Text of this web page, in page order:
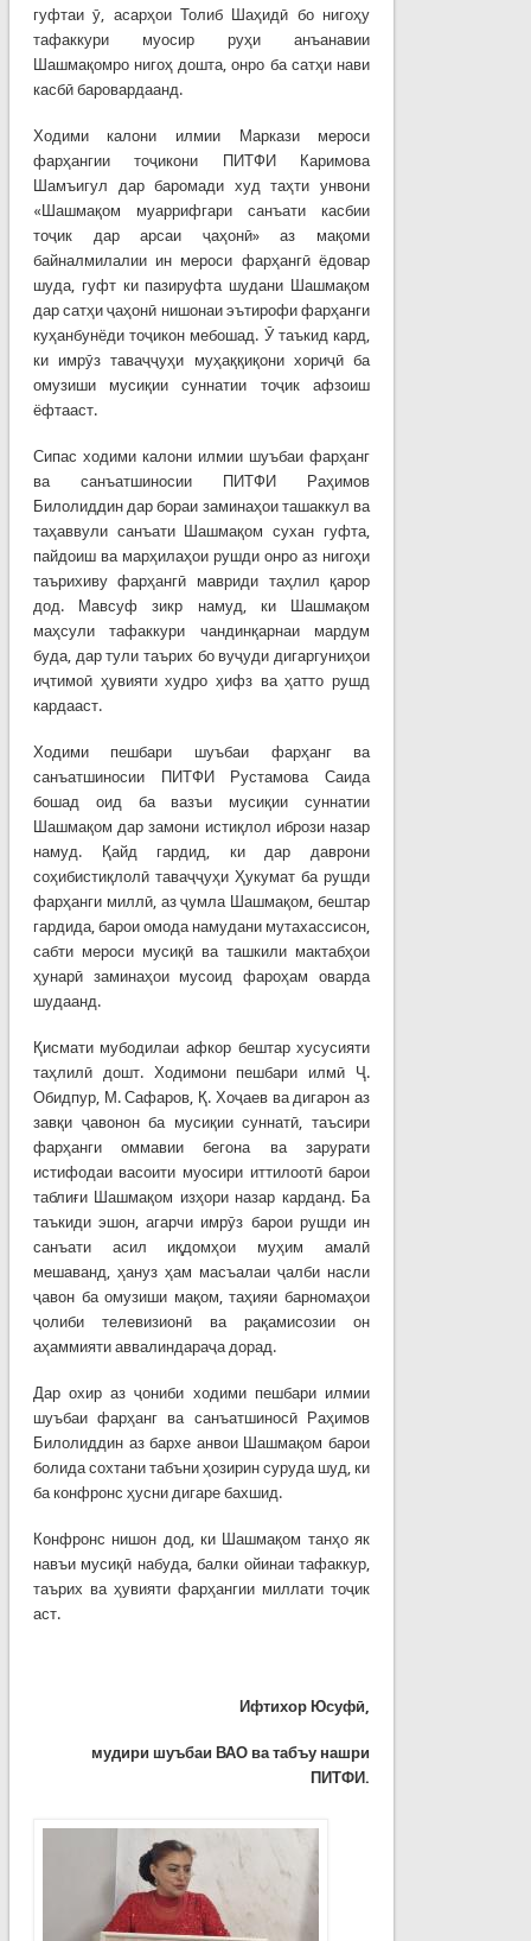
гуфтаи ӯ, асарҳои Толиб Шаҳидӣ бо нигоҳу
тафаккури муосир руҳи анъанавии
Шашмақомро нигоҳ дошта, онро ба сатҳи нави
касбӣ баровардаанд.
Ходими калони илмии Маркази мероси
фарҳангии тоҷикони ПИТФИ Каримова
Шамъигул дар баромади худ таҳти унвони
«Шашмақом муаррифгари санъати касбии
тоҷик дар арсаи ҷаҳонӣ» аз мақоми
байналмилалии ин мероси фарҳангӣ ёдовар
шуда, гуфт ки пазируфта шудани Шашмақом
дар сатҳи ҷаҳонӣ нишонаи эътирофи фарҳанги
куҳанбунёди тоҷикон мебошад. Ӯ таъкид кард,
ки имрӯз таваҷҷуҳи муҳаққиқони хориҷӣ ба
омузиши мусиқии суннатии тоҷик афзоиш
ёфтааст.
Сипас ходими калони илмии шуъбаи фарҳанг
ва санъатшиносии ПИТФИ Раҳимов
Билолиддин дар бораи заминаҳои ташаккул ва
таҳаввули санъати Шашмақом сухан гуфта,
пайдоиш ва марҳилаҳои рушди онро аз нигоҳи
таърихиву фарҳангӣ мавриди таҳлил қарор
дод. Мавсуф зикр намуд, ки Шашмақом
маҳсули тафаккури чандинқарнаи мардум
буда, дар тули таърих бо вуҷуди дигаргуниҳои
иҷтимоӣ ҳувияти худро ҳифз ва ҳатто рушд
кардааст.
Ходими пешбари шуъбаи фарҳанг ва
санъатшиносии ПИТФИ Рустамова Саида
бошад оид ба вазъи мусиқии суннатии
Шашмақом дар замони истиқлол ибрози назар
намуд. Қайд гардид, ки дар даврони
соҳибистиқлолӣ таваҷҷуҳи Ҳукумат ба рушди
фарҳанги миллӣ, аз ҷумла Шашмақом, бештар
гардида, барои омода намудани мутахассисон,
сабти мероси мусиқӣ ва ташкили мактабҳои
ҳунарӣ заминаҳои мусоид фароҳам оварда
шудаанд.
Қисмати мубодилаи афкор бештар хусусияти
таҳлилӣ дошт. Ходимони пешбари илмӣ Ҷ.
Обидпур, М. Сафаров, Қ. Хоҷаев ва дигарон аз
завқи ҷавонон ба мусиқии суннатӣ, таъсири
фарҳанги оммавии бегона ва зарурати
истифодаи васоити муосири иттилоотӣ барои
таблиғи Шашмақом изҳори назар карданд. Ба
таъкиди эшон, агарчи имрӯз барои рушди ин
санъати асил иқдомҳои муҳим амалӣ
мешаванд, ҳануз ҳам масъалаи ҷалби насли
ҷавон ба омузиши мақом, таҳияи барномаҳои
ҷолиби телевизионӣ ва рақамисозии он
аҳаммияти аввалиндараҷа дорад.
Дар охир аз ҷониби ходими пешбари илмии
шуъбаи фарҳанг ва санъатшиносӣ Раҳимов
Билолиддин аз бархе анвои Шашмақом барои
болида сохтани табъни ҳозирин суруда шуд, ки
ба конфронс ҳусни дигаре бахшид.
Конфронс нишон дод, ки Шашмақом танҳо як
навъи мусиқӣ набуда, балки ойинаи тафаккур,
таърих ва ҳувияти фарҳангии миллати тоҷик
аст.
Ифтихор Юсуфӣ
мудири шуъбаи ВАО ва табъу нашри
ПИТФИ.